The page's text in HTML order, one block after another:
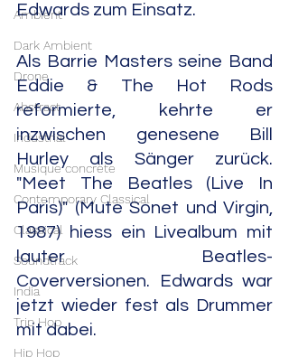
Ambient
Dark Ambient
Drone
Abstract
Industrial
Musique concrète
Contemporary Classical
Classical
Soundtrack
India
Trip Hop
Hip Hop
Edwards zum Einsatz.
Als Barrie Masters seine Band
Eddie & The Hot Rods
reformierte, kehrte er
inzwischen genesene Bill
Hurley als Sänger zurück.
"Meet The Beatles (Live In
Paris)" (Mute Sonet und Virgin,
1987) hiess ein Livealbum mit
lauter Beatles-
Coverversionen. Edwards war
jetzt wieder fest als Drummer
mit dabei.